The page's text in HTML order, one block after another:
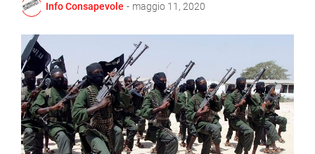
Info Consapevole - maggio 11, 2020